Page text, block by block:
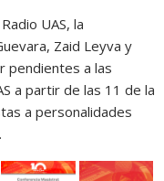
UAS, la
Zaid Leyva y
pendientes a las
a partir de las 11 de la
a personalidades